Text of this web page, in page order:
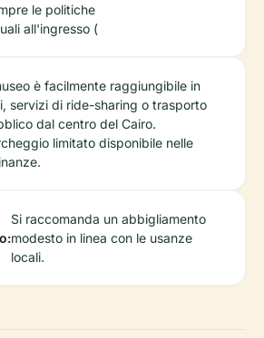
le politiche
all'ingresso (
è facilmente raggiungibile in
servizi di ride-sharing o trasporto
dal centro del Cairo.
limitato disponibile nelle
Si raccomanda un abbigliamento
modesto in linea con le usanze
locali.